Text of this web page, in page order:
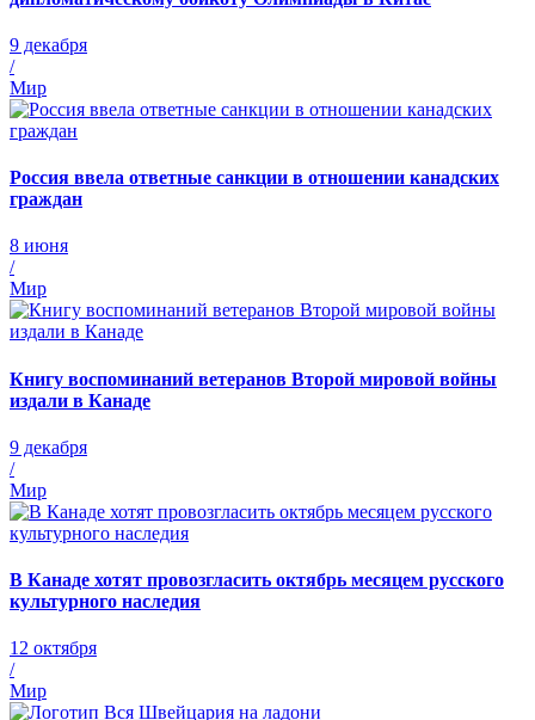
9 декабря
/
Мир
Россия ввела ответные санкции в отношении канадских
граждан
8 июня
/
Мир
Книгу воспоминаний ветеранов Второй мировой войны
издали в Канаде
9 декабря
/
Мир
В Канаде хотят провозгласить октябрь месяцем русского
культурного наследия
12 октября
/
Мир